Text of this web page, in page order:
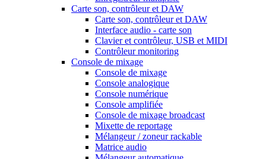
Carte son, contrôleur et DAW
Carte son, contrôleur et DAW
Interface audio - carte son
Clavier et contrôleur, USB et MIDI
Contrôleur monitoring
Console de mixage
Console de mixage
Console analogique
Console numérique
Console amplifiée
Console de mixage broadcast
Mixette de reportage
Mélangeur / zoneur rackable
Matrice audio